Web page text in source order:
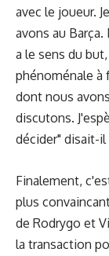
avec le joueur.
avons au
a le sens du
phénoménale à
dont nous
discutons.
décider" disait-
Finalement,
plus
de Rodrygo et
la transaction